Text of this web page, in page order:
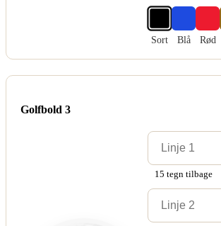
Sort Blå Rød
Golfbold 3
15 tegn tilbage